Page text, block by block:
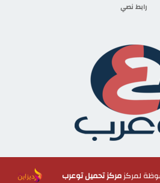
رابط نصي
مركز تحميل توعرب